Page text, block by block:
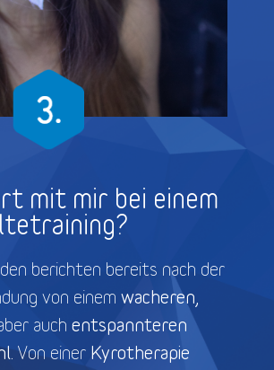
mit mir bei einem
berichten bereits nach der
von einemwacheren,
auch entspannteren
Von einer Kyrotherapie